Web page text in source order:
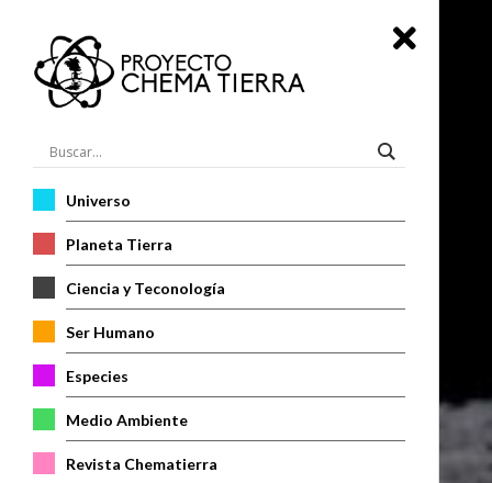
Universo
Planeta Tierra
Ciencia y Teconología
Ser Humano
Especies
Medio Ambiente
Revista Chematierra